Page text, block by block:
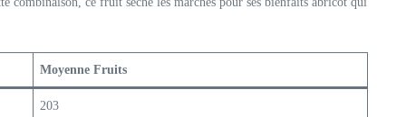
Moyenne Fruits
203